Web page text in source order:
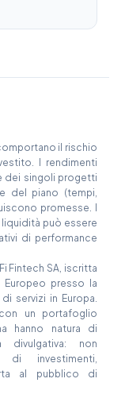
il rischio
I rendimenti
dei singoli progetti
del piano (tempi,
promesse. I
può essere
di performance
Fintech SA, iscritta
presso la
servizi in Europa.
un portafoglio
hanno natura di
divulgativa: non
di investimenti,
al pubblico di